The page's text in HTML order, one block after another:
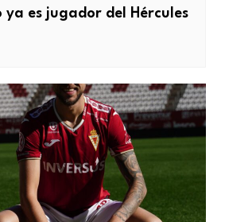
ya es jugador del Hércules